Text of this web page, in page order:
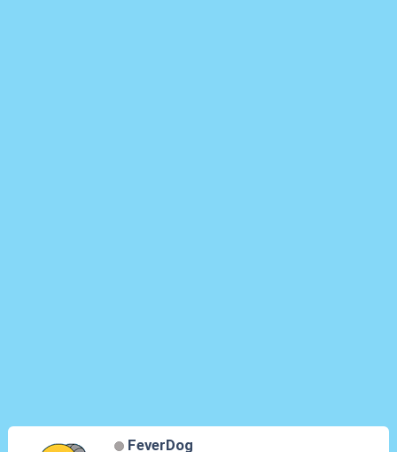
FeverDog